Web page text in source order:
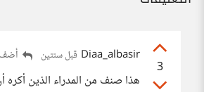
3
Diaa_albasir قبل سنتين
هذا صنف من المدراء الذين أكره